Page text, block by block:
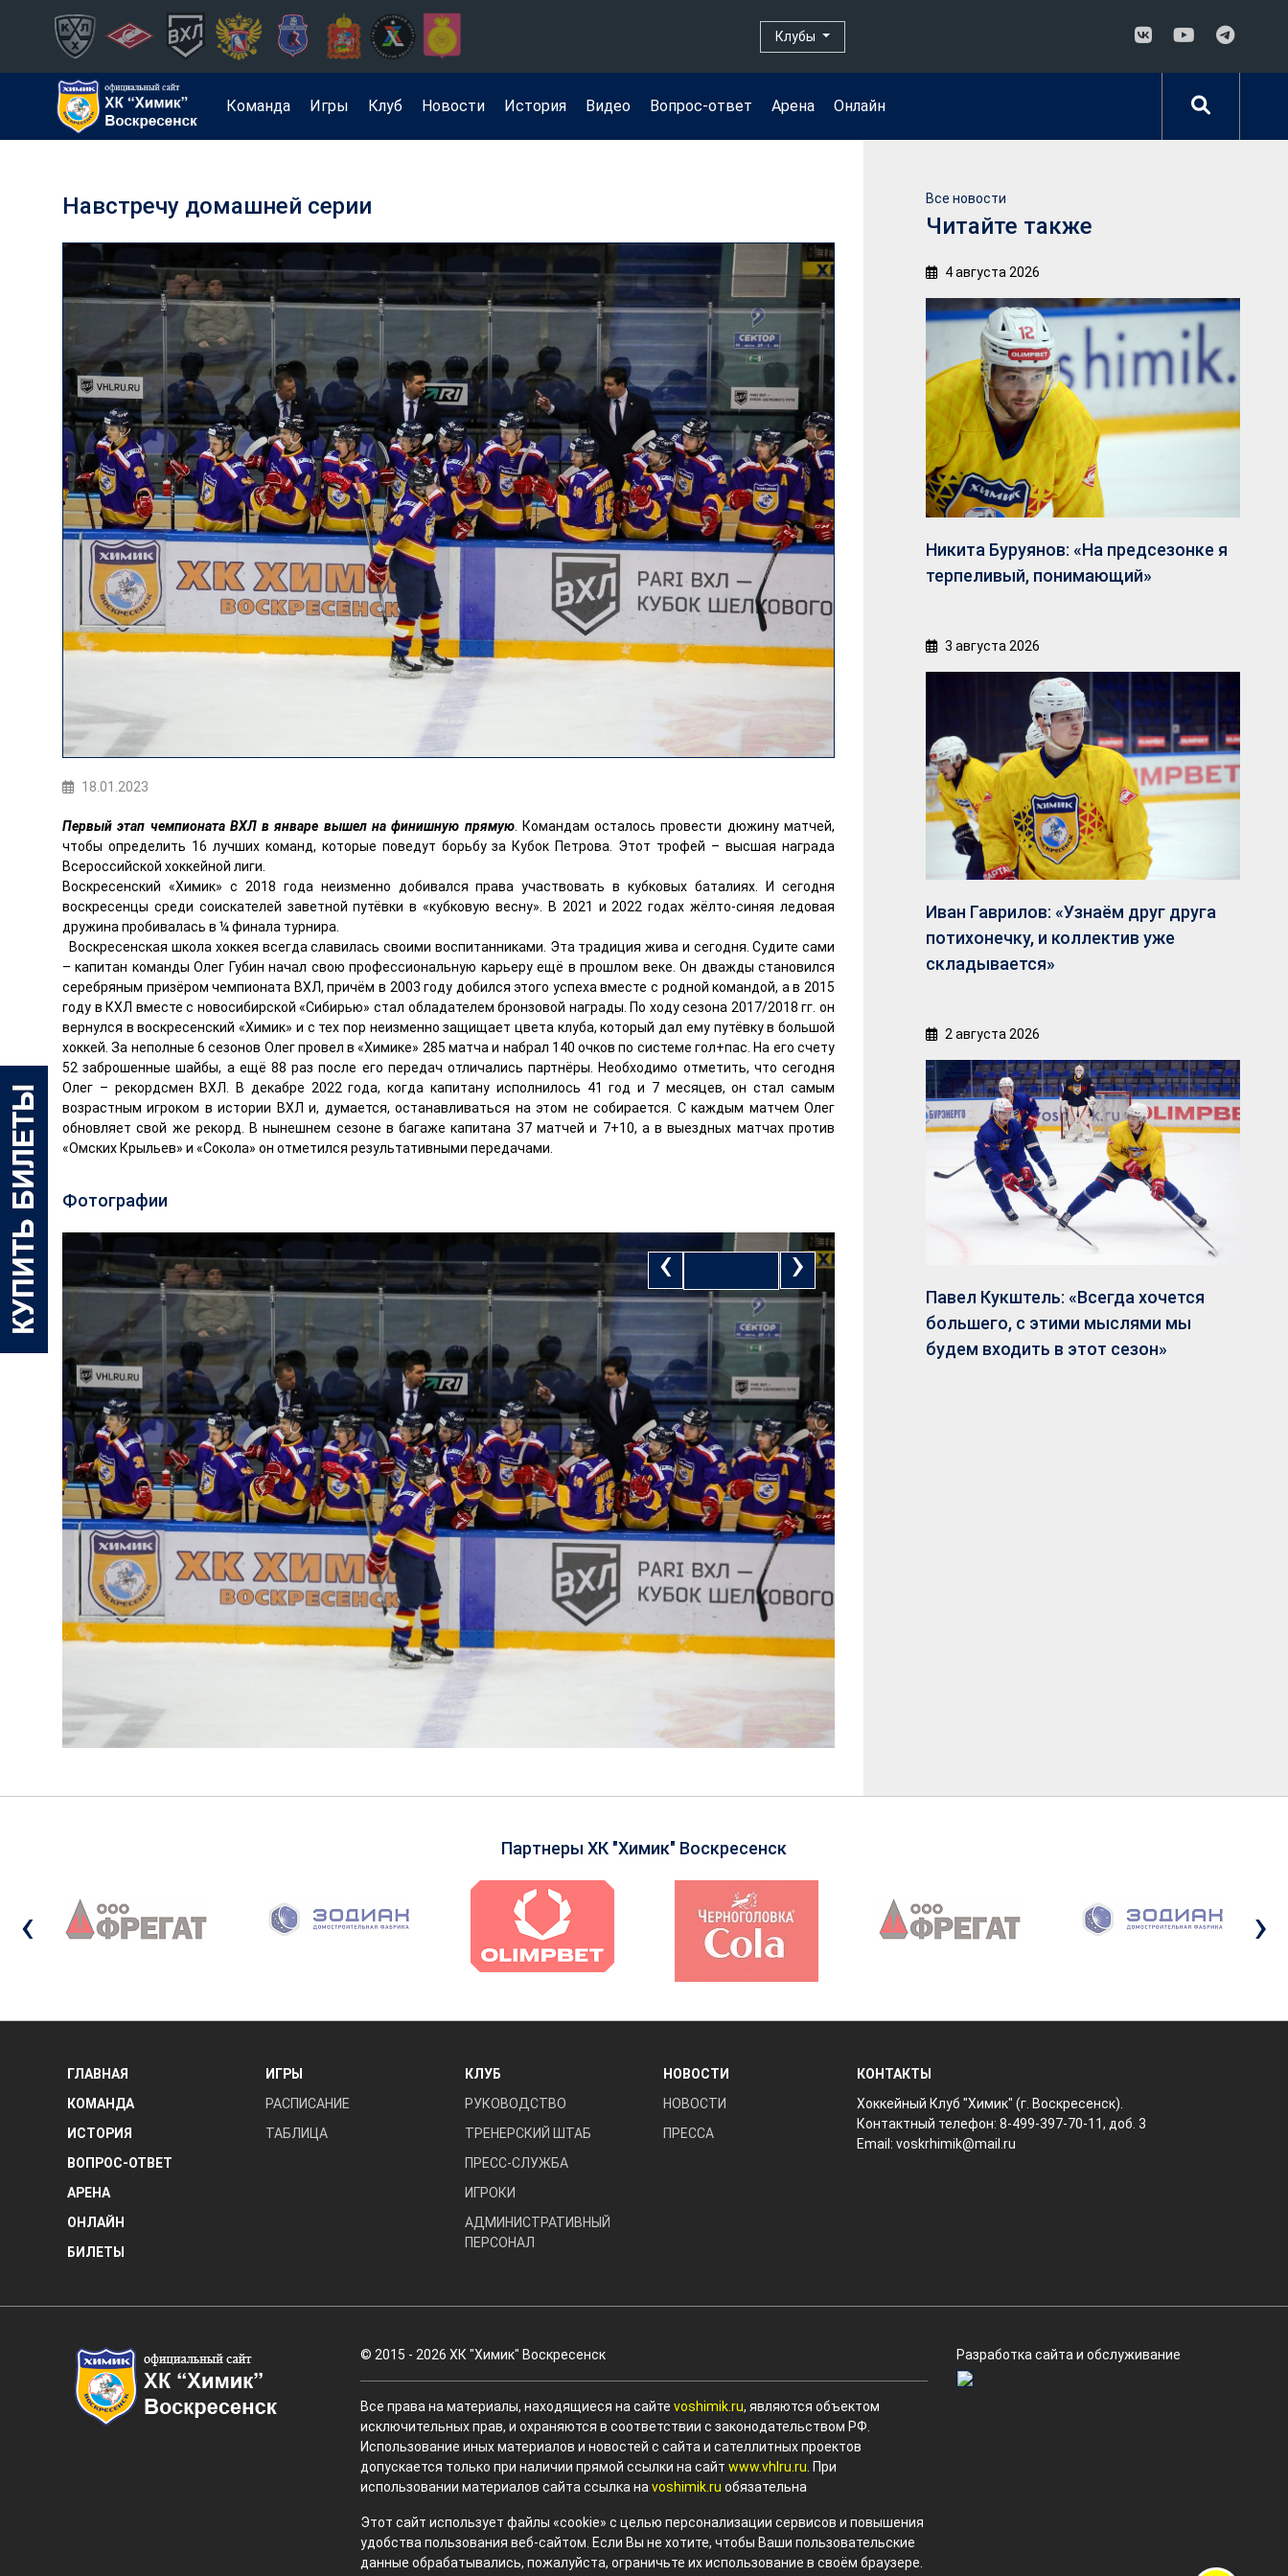
Клубы
Команда Игры Клуб Новости История Видео Вопрос-ответ Арена Онлайн
Навстречу домашней серии
18.01.2023
Первый этап чемпионата ВХЛ в январе вышел на финишную прямую. Командам осталось провести дюжину матчей,
чтобы определить 16 лучших команд, которые поведут борьбу за Кубок Петрова. Этот трофей – высшая награда
Всероссийской хоккейной лиги.
Воскресенский «Химик» с 2018 года неизменно добивался права участвовать в кубковых баталиях. И сегодня
воскресенцы среди соискателей заветной путёвки в «кубковую весну». В 2021 и 2022 годах жёлто-синяя ледовая
дружина пробивалась в ¼ финала турнира.
Воскресенская школа хоккея всегда славилась своими воспитанниками. Эта традиция жива и сегодня. Судите сами
– капитан команды Олег Губин начал свою профессиональную карьеру ещё в прошлом веке. Он дважды становился
серебряным призёром чемпионата ВХЛ, причём в 2003 году добился этого успеха вместе с родной командой, а в 2015
году в КХЛ вместе с новосибирской «Сибирью» стал обладателем бронзовой награды. По ходу сезона 2017/2018 гг. он
вернулся в воскресенский «Химик» и с тех пор неизменно защищает цвета клуба, который дал ему путёвку в большой
хоккей. За неполные 6 сезонов Олег провел в «Химике» 285 матча и набрал 140 очков по системе гол+пас. На его счету
52 заброшенные шайбы, а ещё 88 раз после его передач отличались партнёры. Необходимо отметить, что сегодня
Олег – рекордсмен ВХЛ. В декабре 2022 года, когда капитану исполнилось 41 год и 7 месяцев, он стал самым
возрастным игроком в истории ВХЛ и, думается, останавливаться на этом не собирается. С каждым матчем Олег
обновляет свой же рекорд. В нынешнем сезоне в багаже капитана 37 матчей и 7+10, а в выездных матчах против
«Омских Крыльев» и «Сокола» он отметился результативными передачами.
Фотографии
‹ ›
Все новости
Читайте также
4 августа 2026
Никита Буруянов: «На предсезонке я
терпеливый, понимающий»
3 августа 2026
Иван Гаврилов: «Узнаём друг друга
потихонечку, и коллектив уже
складывается»
2 августа 2026
Павел Кукштель: «Всегда хочется
большего, с этими мыслями мы
будем входить в этот сезон»
Партнеры ХК "Химик" Воскресенск
‹ ›
ГЛАВНАЯ
КОМАНДА
ИСТОРИЯ
ВОПРОС-ОТВЕТ
АРЕНА
ОНЛАЙН
БИЛЕТЫ
ИГРЫ
РАСПИСАНИЕ
ТАБЛИЦА
КЛУБ
РУКОВОДСТВО
ТРЕНЕРСКИЙ ШТАБ
ПРЕСС-СЛУЖБА
ИГРОКИ
АДМИНИСТРАТИВНЫЙ
ПЕРСОНАЛ
НОВОСТИ
НОВОСТИ
ПРЕССА
КОНТАКТЫ
Хоккейный Клуб "Химик" (г. Воскресенск).
Контактный телефон: 8-499-397-70-11, доб. 3
Email:voskrhimik@mail.ru
© 2015 - 2026 ХК "Химик" Воскресенск
Все права на материалы, находящиеся на сайте voshimik.ru, являются объектом
исключительных прав, и охраняются в соответствии с законодательством РФ.
Использование иных материалов и новостей с сайта и сателлитных проектов
допускается только при наличии прямой ссылки на сайт www.vhlru.ru . При
использовании материалов сайта ссылка на voshimik.ru обязательна
Этот сайт использует файлы «cookie» с целью персонализации сервисов и повышения
удобства пользования веб-сайтом. Если Вы не хотите, чтобы Ваши пользовательские
данные обрабатывались, пожалуйста, ограничьте их использование в своём браузере.
Разработка сайта и обслуживание